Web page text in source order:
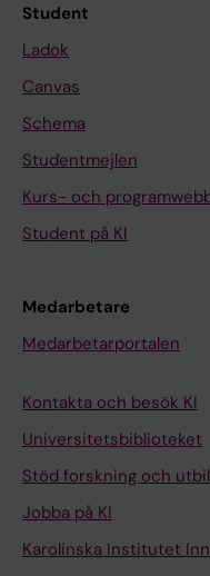
Student
Ladok
Canvas
Schema
Studentmejlen
Kurs- och
Student på KI
Medarbetare
Medarbetarportalen
Kontakta och besök KI
Universitetsbiblioteket
Stöd forskning och
Jobba på KI
Karolinska Institutet